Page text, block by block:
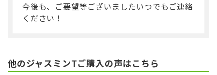
今後も、ご要望等ございましたいつでもご連絡
ください！
他のジャスミンTご購入の声はこちら